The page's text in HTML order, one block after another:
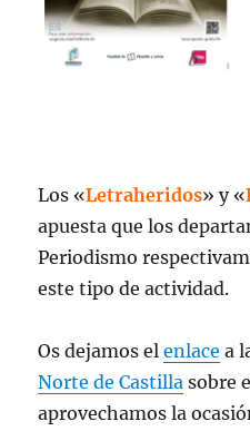
Los «Letraheridos» y «
apuesta que los
Periodismo
este tipo de actividad.
Os dejamos elenlace a
Norte de Castilla sobre
aprovechamos la